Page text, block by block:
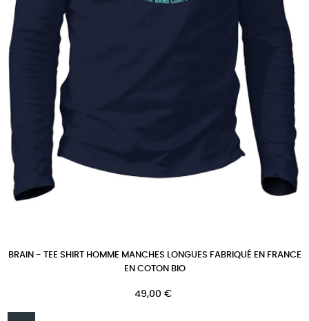
BRAIN - TEE SHIRT HOMME MANCHES LONGUES FABRIQUÉ EN FRANCE
EN COTON BIO
Prix
49,00 €